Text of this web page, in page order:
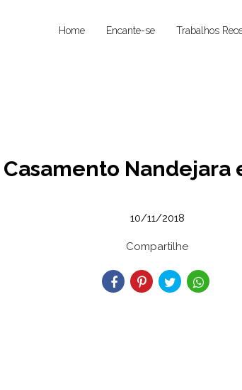
Home Encante-se Trabalhos
Casamento Nandejara
10/11/2018
Compartilhe